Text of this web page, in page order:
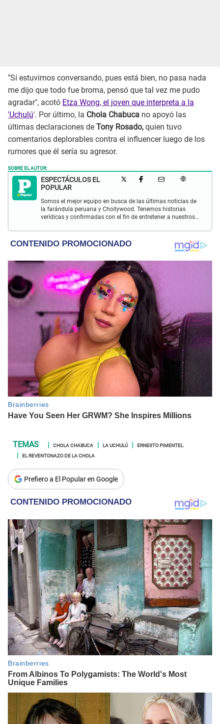
"Sí estuvimos conversando, pues está bien, no pasa nada
me dijo que todo fue broma, pensó que tal vez me pudo
agradar", acotó Etza Wong, el joven que interpreta a la
'Uchulú'. Por último, la Chola Chabuca no apoyó las
últimas declaraciones de Tony Rosado, quien tuvo
comentarios deplorables contra el influencer luego de los
rumores que él sería su agresor.
SOBRE EL AUTOR:
ESPECTÁCULOS EL
POPULAR
Somos el mejor equipo en busca de las últimas noticias de
la farándula peruana y Chollywood. Tenemos historias
verídicas y confirmadas con el fin de entretener a nuestros
CHOLA CHABUCA LA UCHULÚ
ERNESTO PIMENTEL
EL REVENTONAZO DE LA CHOLA
Prefiero a El Popular en Google